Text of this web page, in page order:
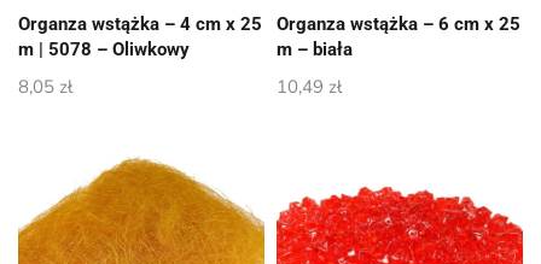
Organza wstążka – 4 cm x 25
m | 5078 – Oliwkowy
8,05 zł
Organza wstążka – 6 cm x 25
m – biała
10,49 zł